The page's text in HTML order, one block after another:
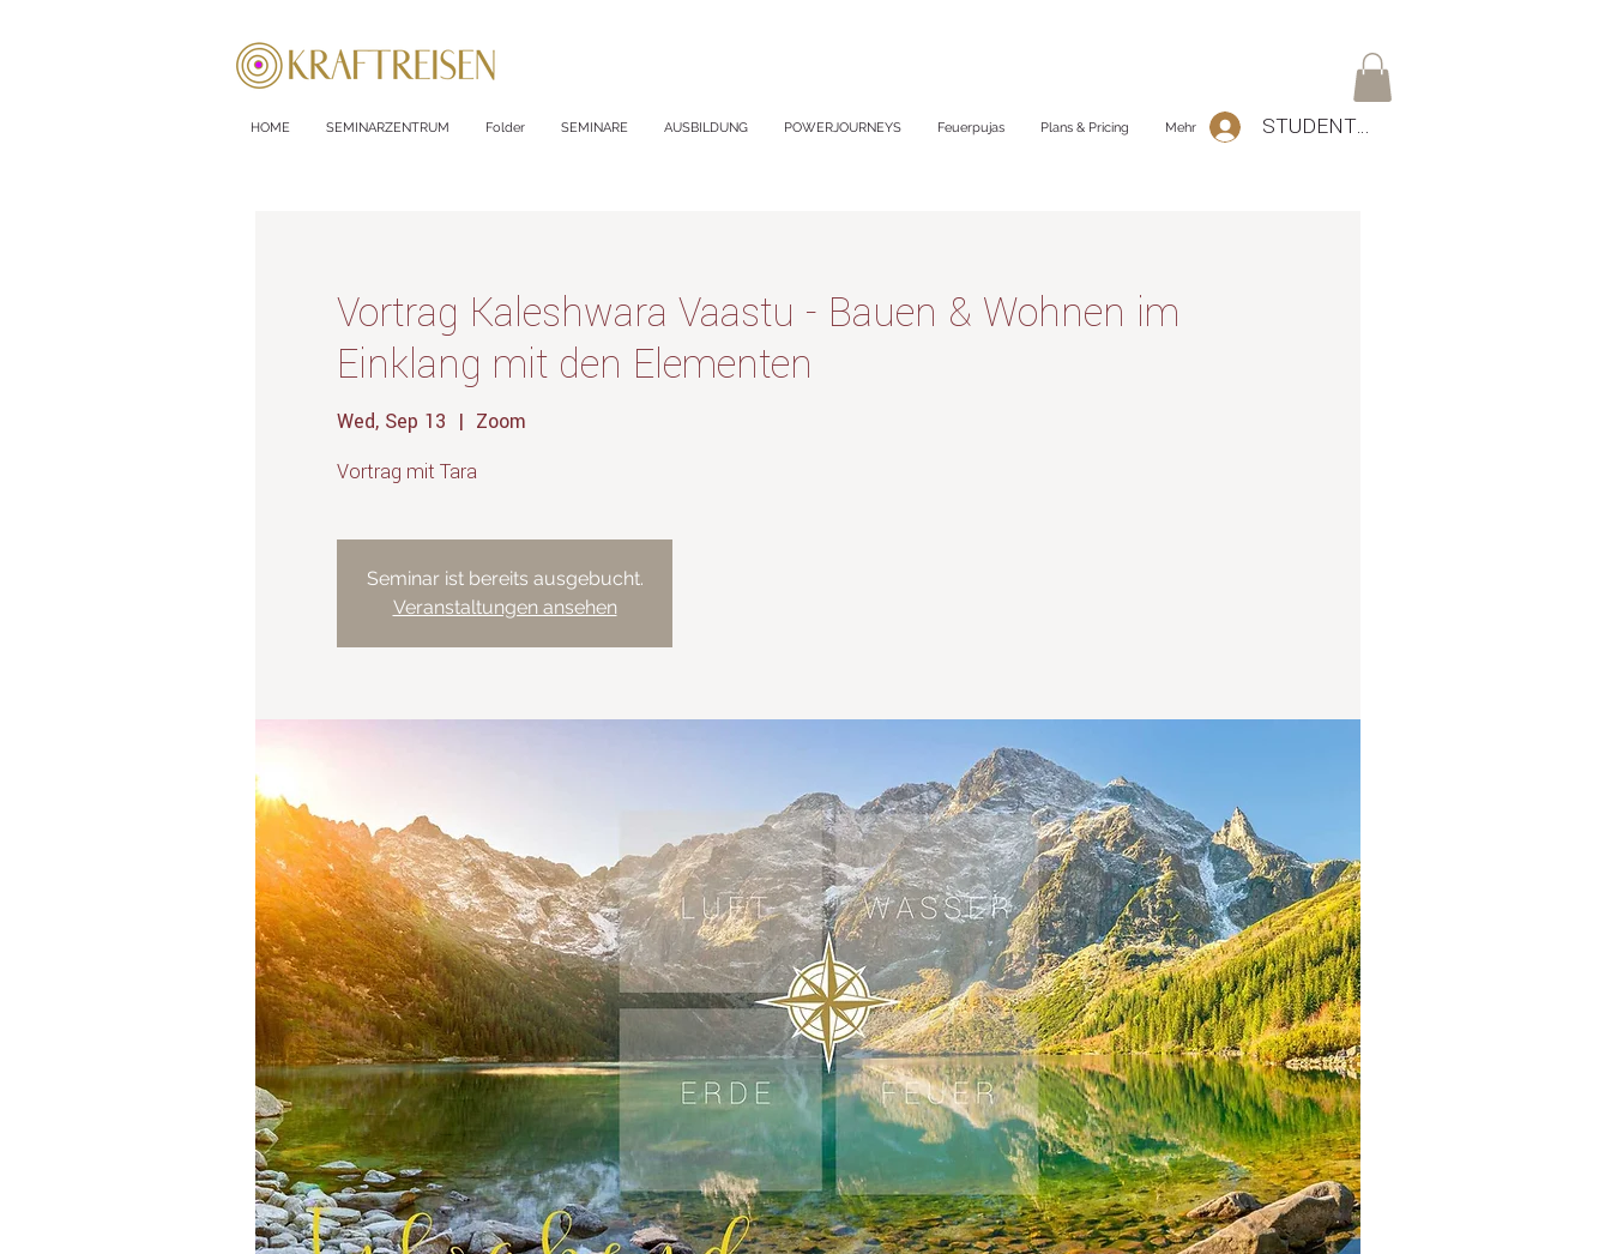
HOME SEMINARZENTRUM Folder SEMINARE AUSBILDUNG POWERJOURNEYS Feuerpujas Plans & Pricing Mehr STUDENTEN Log-In
Vortrag Kaleshwara Vaastu - Bauen & Wohnen im
Einklang mit den Elementen
Wed, Sep 13
  |
Zoom
Vortrag mit Tara
Seminar ist bereits ausgebucht.
Veranstaltungen ansehen